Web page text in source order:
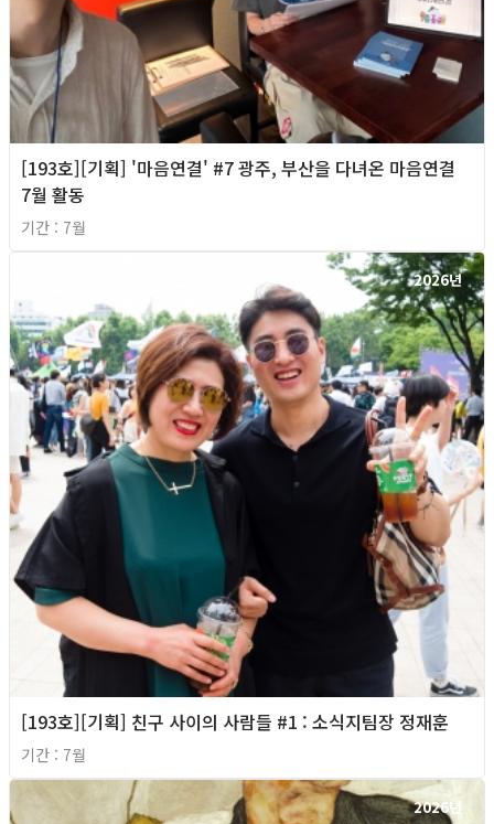
[193호][기획] '마음연결' #7 광주, 부산을 다녀온 마음연결
7월 활동
기간 : 7월
2026년
[193호][기획] 친구 사이의 사람들 #1 : 소식지팀장 정재훈
기간 : 7월
2026년